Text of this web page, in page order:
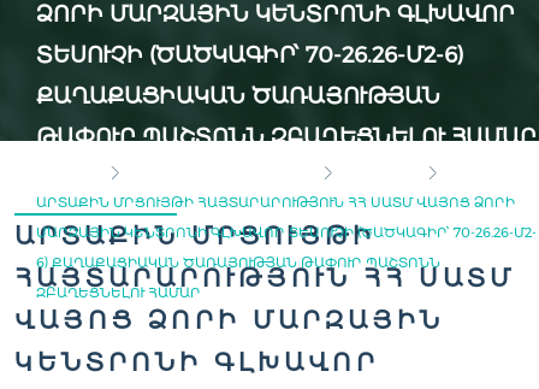
ՁՈՐԻ ՄԱՐԶԱՅԻՆ ԿԵՆՏՐՈՆԻ ԳԼԽԱՎՈՐ
ՏԵՍՈՒՉԻ (ԾԱԾԿԱԳԻՐ՝ 70-26.26-Մ2-6)
ՔԱՂԱՔԱՑԻԱԿԱՆ ԾԱՌԱՅՈՒԹՅԱՆ
ԹԱՓՈՒՐ ՊԱՇՏՈՆՆ ԶԲԱՂԵՑՆԵԼՈՒ ՀԱՄԱՐ
ԱՐՏԱՔԻՆ ՄՐՑՈՒՅԹԻ ՀԱՅՏԱՐԱՐՈՒԹՅՈՒՆ ՀՀ ՍԱՏՄ ՎԱՅՈՑ ՁՈՐԻ
ՄԱՐԶԱՅԻՆ ԿԵՆՏՐՈՆԻ ԳԼԽԱՎՈՐ ՏԵՍՈՒՉԻ (ԾԱԾԿԱԳԻՐ՝ 70-26.26-Մ2-
6) ՔԱՂԱՔԱՑԻԱԿԱՆ ԾԱՌԱՅՈՒԹՅԱՆ ԹԱՓՈՒՐ ՊԱՇՏՈՆՆ
ԶԲԱՂԵՑՆԵԼՈՒ ՀԱՄԱՐ
ԱՐՏԱՔԻՆ ՄՐՑՈՒՅԹԻ
ՀԱՅՏԱՐԱՐՈՒԹՅՈՒՆ ՀՀ ՍԱՏՄ
ՎԱՅՈՑ ՁՈՐԻ ՄԱՐԶԱՅԻՆ
ԿԵՆՏՐՈՆԻ ԳԼԽԱՎՈՐ